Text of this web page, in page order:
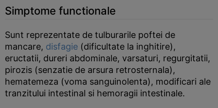
Simptome functionale
Sunt reprezentate de tulburarile poftei de
mancare, disfagie (dificultate la inghitire),
eructatii, dureri abdominale, varsaturi, regurgitatii,
pirozis (senzatie de arsura retrosternala),
hematemeza (voma sanguinolenta), modificari ale
tranzitului intestinal si hemoragii intestinale.